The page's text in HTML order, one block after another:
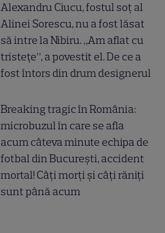
Alexandru Ciucu, fostul soț al
Alinei Sorescu, nu a fost lăsat
să intre la Nibiru. „Am aflat cu
tristețe”, a povestit el. De ce a
fost întors din drum designerul
Breaking tragic în România:
microbuzul în care se afla
acum câteva minute echipa de
fotbal din București, accident
mortal! Câți morți și câți răniți
sunt până acum